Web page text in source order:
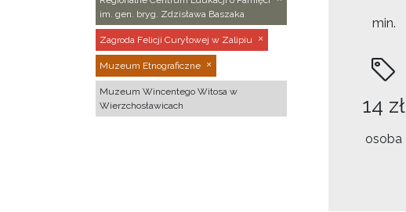
im. gen. bryg. Zdzisława Baszaka
Zagroda Felicji Curyłowej w Zalipiu
Muzeum Etnograficzne
Muzeum Wincentego Witosa w
Wierzchosławicach
min.
14 zł
osoba